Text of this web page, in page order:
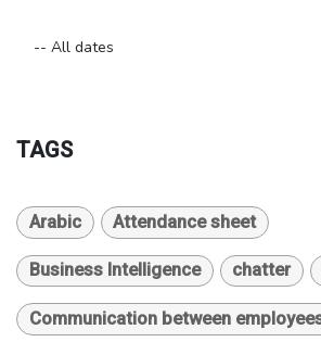
TAGS
Arabic Attendance sheet
Business Intelligence chatter
Communication between